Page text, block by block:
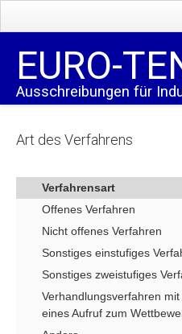
Ausschreibungen
Zahlen und Fakten
Wir über uns
Bestellung
AGB
EURO-
Ausschreibungen für
Art des Verfahrens
Verfahrensart
Offenes Verfahren
Nicht offenes Verfahren
Sonstiges einstufiges
Sonstiges zweistufiges
Verhandlungsverfahren
eines Aufruf zum